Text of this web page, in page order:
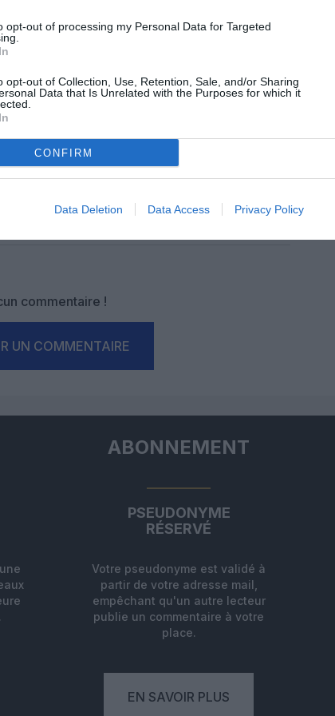
opt-out of processing my Personal Data for Targeted
opt-out of Collection, Use, Retention, Sale, and/or Sharing
Data that Is Unrelated with the Purposes for which it
CONFIRM
Data Deletion Data Access Privacy Policy
nous, faites un don !
SOUTENIR
FacebookTwitterPinterestLinkedInEmail Print
commentaire !
UN COMMENTAIRE
ABONNEMENT
PSEUDONYME
RÉSERVÉ
Votre pseudonyme est validé à
partir de votre adresse mail,
empêchant qu'un autre lecteur
publie un commentaire à votre
place.
EN SAVOIR PLUS